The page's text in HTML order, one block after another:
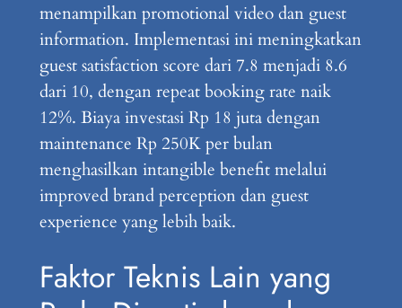
menampilkan promotional video dan guest
information. Implementasi ini meningkatkan
guest satisfaction score dari 7.8 menjadi 8.6
dari 10, dengan repeat booking rate naik
12%. Biaya investasi Rp 18 juta dengan
maintenance Rp 250K per bulan
menghasilkan intangible benefit melalui
improved brand perception dan guest
experience yang lebih baik.
Faktor Teknis Lain yang